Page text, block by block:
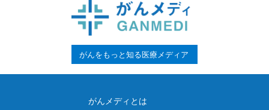
がんをもっと知る医療メディア
がんメディとは